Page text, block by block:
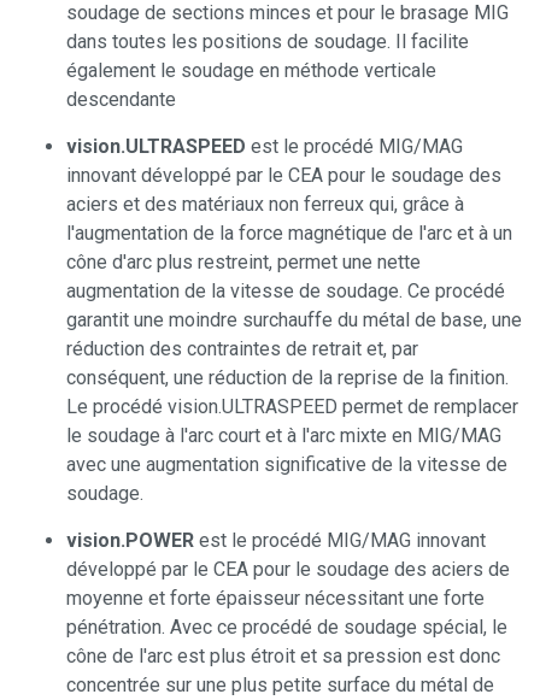
soudage de sections minces et pour le brasage MIG
dans toutes les positions de soudage. Il facilite
également le soudage en méthode verticale
descendante
vision.ULTRASPEED est le procédé MIG/MAG
innovant développé par le CEA pour le soudage des
aciers et des matériaux non ferreux qui, grâce à
l'augmentation de la force magnétique de l'arc et à un
cône d'arc plus restreint, permet une nette
augmentation de la vitesse de soudage. Ce procédé
garantit une moindre surchauffe du métal de base, une
réduction des contraintes de retrait et, par
conséquent, une réduction de la reprise de la finition.
Le procédé vision.ULTRASPEED permet de remplacer
le soudage à l'arc court et à l'arc mixte en MIG/MAG
avec une augmentation significative de la vitesse de
soudage.
vision.POWER est le procédé MIG/MAG innovant
développé par le CEA pour le soudage des aciers de
moyenne et forte épaisseur nécessitant une forte
pénétration. Avec ce procédé de soudage spécial, le
cône de l'arc est plus étroit et sa pression est donc
concentrée sur une plus petite surface du métal de